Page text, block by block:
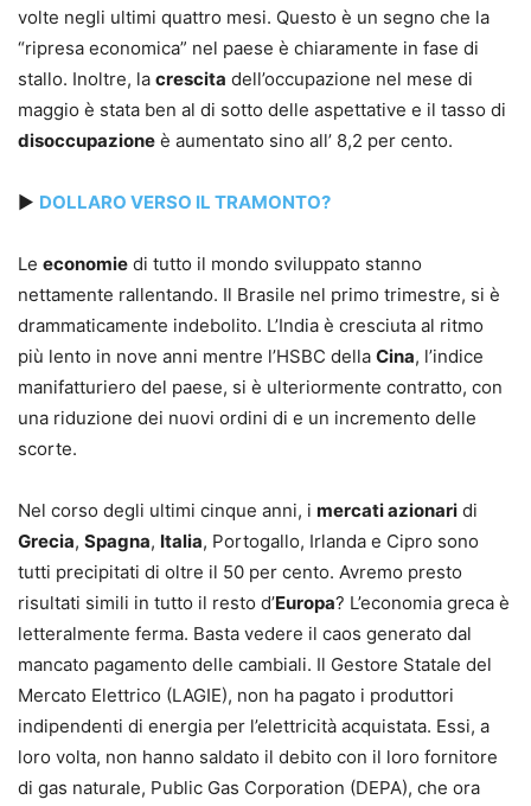
volte negli ultimi quattro mesi. Questo è un segno che la
“ripresa economica” nel paese è chiaramente in fase di
stallo. Inoltre, la crescita dell’occupazione nel mese di
maggio è stata ben al di sotto delle aspettative e il tasso di
disoccupazione è aumentato sino all’ 8,2 per cento.
► DOLLARO VERSO IL TRAMONTO?
Le economie di tutto il mondo sviluppato stanno
nettamente rallentando. Il Brasile nel primo trimestre, si è
drammaticamente indebolito. L’India è cresciuta al ritmo
più lento in nove anni mentre l’HSBC della Cina, l’indice
manifatturiero del paese, si è ulteriormente contratto, con
una riduzione dei nuovi ordini di e un incremento delle
scorte.
Nel corso degli ultimi cinque anni, i mercati azionari di
Grecia, Spagna, Italia, Portogallo, Irlanda e Cipro sono
tutti precipitati di oltre il 50 per cento. Avremo presto
risultati simili in tutto il resto d’Europa? L’economia greca è
letteralmente ferma. Basta vedere il caos generato dal
mancato pagamento delle cambiali. Il Gestore Statale del
Mercato Elettrico (LAGIE), non ha pagato i produttori
indipendenti di energia per l’elettricità acquistata. Essi, a
loro volta, non hanno saldato il debito con il loro fornitore
di gas naturale, Public Gas Corporation (DEPA), che ora